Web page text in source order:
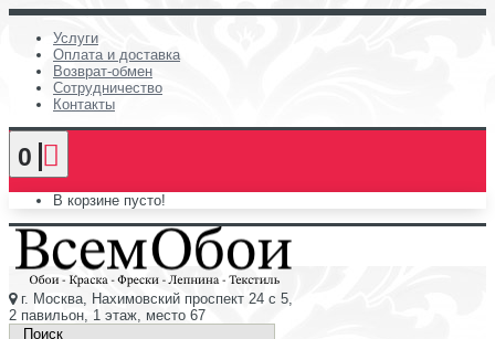
Услуги
Оплата и доставка
Возврат-обмен
Сотрудничество
Контакты
0
В корзине пусто!
г. Москва, Нахимовский проспект 24 с 5,
2 павильон, 1 этаж, место 67